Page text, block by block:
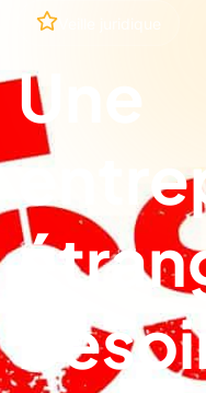
Une